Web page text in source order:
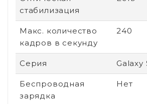
стабилизация
Макс. количество
кадров в секунду
240
Серия Galaxy
Беспроводная
зарядка
Нет